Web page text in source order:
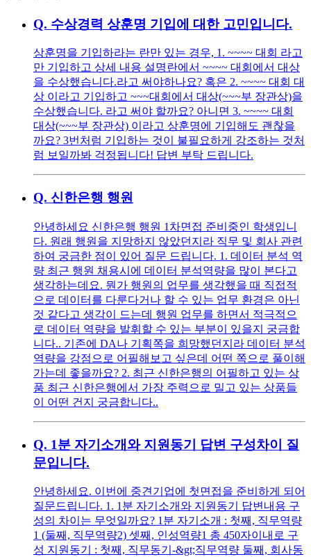
Q. 수상경력 상훈명 기입에 대한 고민입니다.
상훈명을 기입하라는 란만 있는 경우, 1. ~~~~ 대회 라고
만 기입하고 상세 내용 설명란에서 ~~~~ 대회에서 대상
을 수상했습니다.라고 써야하나요? 혹은 2. ~~~~ 대회 대
상 이라고 기입하고 ~~~대회에서 대상(~~~부 장관상)을
수상했습니다. 라고 써야 할까요? 아니면 3. ~~~~ 대회
대상(~~~부 장관상) 이라고 상훈명에 기입해도 괜찮을
까요? 3번처럼 기입하는 것이 불필요하게 강조하는 것처
럼 보일까봐 걱정됩니다! 답변 부탁 드립니다.
Q. 신한은행 행원
안녕하세요 신한은행 행원 1차면접 준비중인 학생입니
다. 원래 행원을 지망하지 않았던지라 직무 및 회사 관련
하여 궁금한 점이 있어 질문 드립니다. 1. 데이터 분석 역
량 최근 행원 채용시에 데이터 분석역량을 많이 본다고
생각하는데요. 뭔가 행원의 업무를 생각했을 때 직접적
으로 데이터를 다룬다거나 할 수 있는 업무 환경은 아닌
것 같다고 생각이 드는데 행원 업무를 하면서 적극적으
로 데이터 역량을 발휘할 수 있는 부분이 있을지 궁금합
니다.. 기존에 DA나 기획쪽을 희망했던지라 데이터 분석
역량을 강점으로 어필해보고 싶은데 어떤 쪽으로 풀이해
가는데 좋을까요? 2. 최근 신한은행의 어필하고 있는 상
품 최근 신한은행에서 가장 주력으로 밀고 있는 상품들
이 어떤 건지 궁금합니다..
Q. 1분 자기소개와 지원동기 답변 구성차이 질
문입니다.
안녕하세요. 이번에 중견기업에 첫면접을 준비하게 되어
질문드립니다. 1. 1분 자기소개와 지원동기 답변내용 구
성의 차이는 무엇일까요? 1분 자기소개 : 첫째, 직무역량
1 (둘째, 직무역량2) 셋째, 인성역량1 총 450자이내로 구
성 지원동기 : 첫째, 직무동기-&gt;직무역량 둘째, 회사동